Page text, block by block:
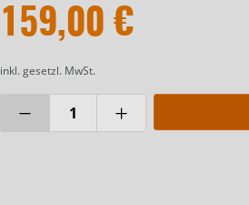
159,00 €
inkl. gesetzl. MwSt.